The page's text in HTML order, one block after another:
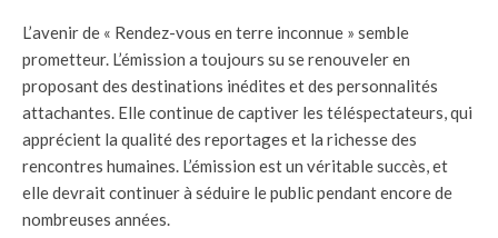
L’avenir de « Rendez-vous en terre inconnue » semble
prometteur. L’émission a toujours su se renouveler en
proposant des destinations inédites et des personnalités
attachantes. Elle continue de captiver les téléspectateurs, qui
apprécient la qualité des reportages et la richesse des
rencontres humaines. L’émission est un véritable succès, et
elle devrait continuer à séduire le public pendant encore de
nombreuses années.